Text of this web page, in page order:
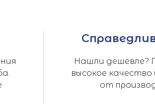
Нашли дешевле?
высокое качество
от